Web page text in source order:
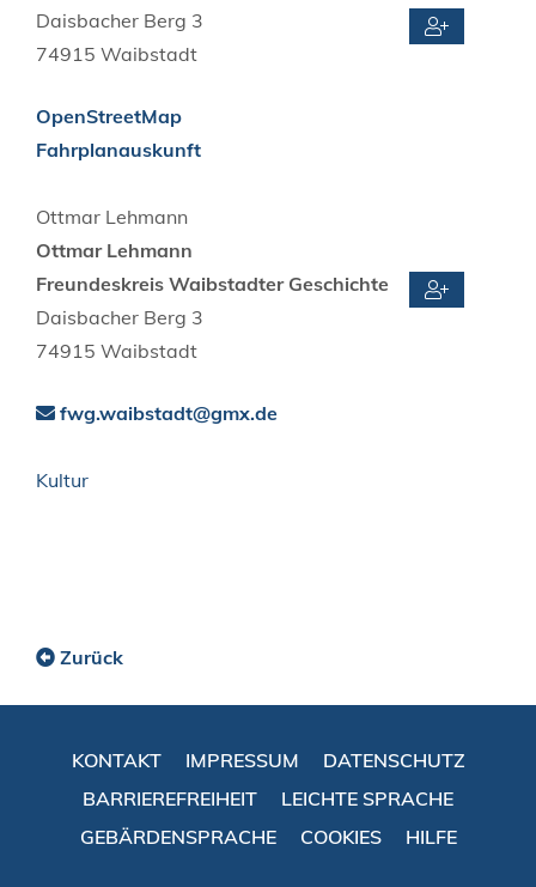
Daisbacher Berg 3
74915 Waibstadt
OpenStreetMap
Fahrplanauskunft
Ottmar Lehmann
Ottmar Lehmann
Freundeskreis Waibstadter Geschichte
Daisbacher Berg 3
74915 Waibstadt
fwg.waibstadt@gmx.de
Kultur
Zurück
KONTAKT IMPRESSUM
DATENSCHUTZ
BARRIEREFREIHEIT
LEICHTE SPRACHE
GEBÄRDENSPRACHE
COOKIES HILFE